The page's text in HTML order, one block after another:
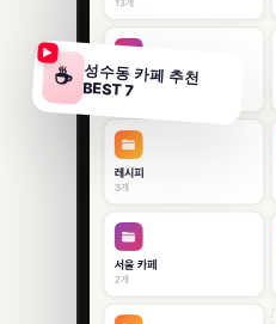
☕
▶
성수동 카페 추천
BEST 7